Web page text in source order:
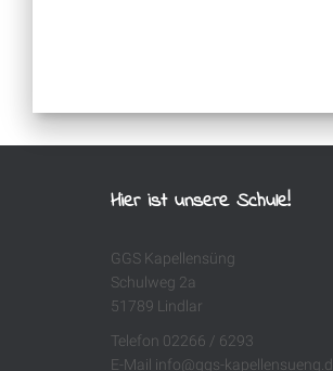
Hier ist unsere Schule!
GGS Kapellensüng
Schulweg 2a
51789 Lindlar
Telefon 02266 / 6293
E-Mail info@ggs-